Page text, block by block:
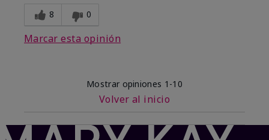
8 0
Marcar esta opinión
Mostrar opiniones 1-10
Volver al inicio